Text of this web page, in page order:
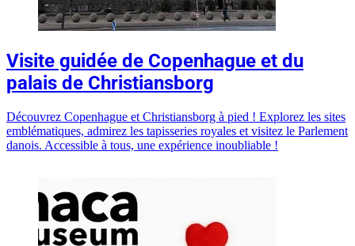
Visite guidée de Copenhague et du
palais de Christiansborg
Découvrez Copenhague et Christiansborg à pied ! Explorez les sites
emblématiques, admirez les tapisseries royales et visitez le Parlement
danois. Accessible à tous, une expérience inoubliable !